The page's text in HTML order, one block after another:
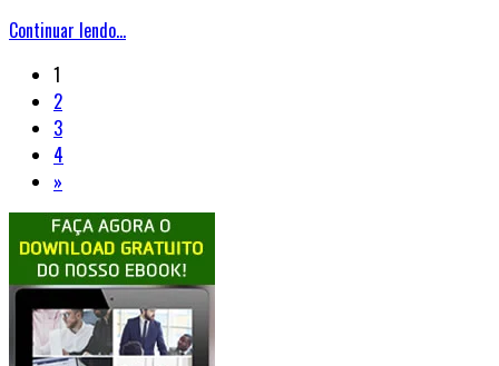
Continuar lendo...
1
2
3
4
»